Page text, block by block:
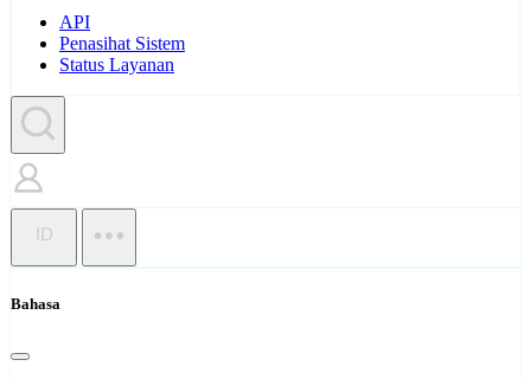
API
Penasihat Sistem
Status Layanan
ID
Bahasa